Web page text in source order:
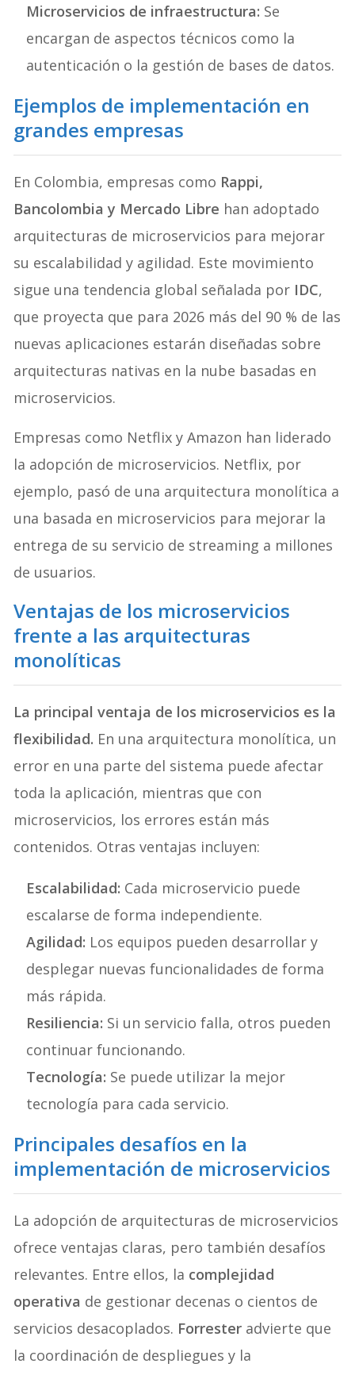
Microservicios de infraestructura: Se
encargan de aspectos técnicos como la
autenticación o la gestión de bases de datos.
Ejemplos de implementación en
grandes empresas
En Colombia, empresas como Rappi,
Bancolombia y Mercado Libre han adoptado
arquitecturas de microservicios para mejorar
su escalabilidad y agilidad. Este movimiento
sigue una tendencia global señalada por IDC,
que proyecta que para 2026 más del 90 % de las
nuevas aplicaciones estarán diseñadas sobre
arquitecturas nativas en la nube basadas en
microservicios.
Empresas como Netflix y Amazon han liderado
la adopción de microservicios. Netflix, por
ejemplo, pasó de una arquitectura monolítica a
una basada en microservicios para mejorar la
entrega de su servicio de streaming a millones
de usuarios.
Ventajas de los microservicios
frente a las arquitecturas
monolíticas
La principal ventaja de los microservicios es la
flexibilidad. En una arquitectura monolítica, un
error en una parte del sistema puede afectar
toda la aplicación, mientras que con
microservicios, los errores están más
contenidos. Otras ventajas incluyen:
Escalabilidad: Cada microservicio puede
escalarse de forma independiente.
Agilidad: Los equipos pueden desarrollar y
desplegar nuevas funcionalidades de forma
más rápida.
Resiliencia: Si un servicio falla, otros pueden
continuar funcionando.
Tecnología: Se puede utilizar la mejor
tecnología para cada servicio.
Principales desafíos en la
implementación de microservicios
La adopción de arquitecturas de microservicios
ofrece ventajas claras, pero también desafíos
relevantes. Entre ellos, la complejidad
operativa de gestionar decenas o cientos de
servicios desacoplados. Forrester advierte que
la coordinación de despliegues y la